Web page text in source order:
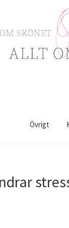
Övrigt